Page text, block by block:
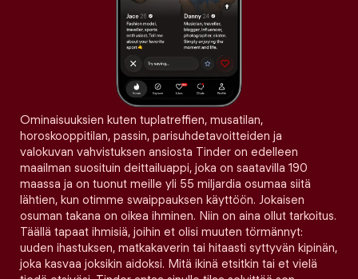
Ominaisuuksien kuten tuplatreffien, musatilan,
horoskooppitilan, passin, parisuhdetavoitteiden ja
valokuvan vahvistuksen ansiosta Tinder on edelleen
maailman suosituin deittailuappi, joka on saatavilla 190
maassa ja on tuonut meille yli 55 miljardia osumaa siitä
lähtien, kun otimme swaippauksen käyttöön. Jokaisen
osuman takana on oikea ihminen. Niin on aina ollut tarkoitus.
Täällä tapaat ihmisiä, joihin et olisi muuten törmännyt:
uuden ihastuksen, matkakaverin tai hitaasti syttyvän kipinän,
joka kasvaa joksikin aidoksi. Mitä ikinä etsitkin tai et vielä